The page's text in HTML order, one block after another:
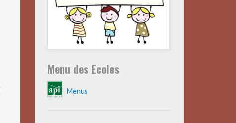
Menu des Ecoles
Menus